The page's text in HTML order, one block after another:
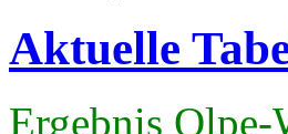
Aktuelle
Ergebnis Olpe-